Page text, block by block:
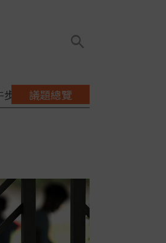
步缺配套議題總覽